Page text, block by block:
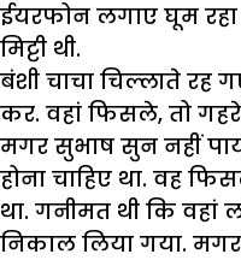
ईयरफोन लगाए घूम रहा
मिट्टी थी.
बंशी चाचा चिल्लाते रह
कर. वहां फिसले, तो गहरे
मगर सुभाष सुन नहीं
होना चाहिए था. वह
था. गनीमत थी कि वहां
निकाल लिया गया. मगर